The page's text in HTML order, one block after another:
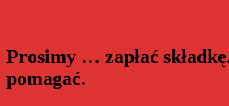
Prosimy … zapłać
pomagać.